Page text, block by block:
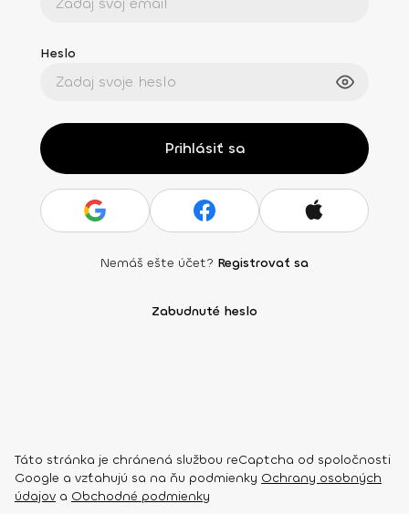
Heslo
Prihlásiť sa
Nemáš ešte účet? Registrovať sa
Zabudnuté heslo
Táto stránka je chránená službou reCaptcha od spoločnosti
Google a vzťahujú sa na ňu podmienky Ochrany osobných
údajov a Obchodné podmienky